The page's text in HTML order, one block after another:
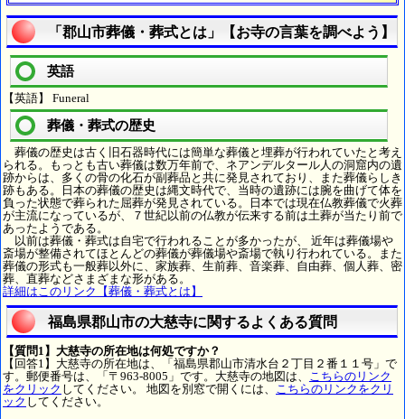
「郡山市葬儀・葬式とは」【お寺の言葉を調べよう】
英語
【英語】 Funeral
葬儀・葬式の歴史
葬儀の歴史は古く旧石器時代には簡単な葬儀と埋葬が行われていたと考え
られる。もっとも古い葬儀は数万年前で、ネアンデルタール人の洞窟内の遺
跡からは、多くの骨の化石が副葬品と共に発見されており、また葬儀らしき
跡もある。日本の葬儀の歴史は縄文時代で、当時の遺跡には腕を曲げて体を
負った状態で葬られた屈葬が発見されている。日本では現在仏教葬儀で火葬
が主流になっているが、７世紀以前の仏教が伝来する前は土葬が当たり前で
あったようである。
以前は葬儀・葬式は自宅で行われることが多かったが、 近年は葬儀場や
斎場が整備されてほとんどの葬儀が葬儀場や斎場で執り行われている。また
葬儀の形式も一般葬以外に、家族葬、生前葬、音楽葬、自由葬、個人葬、密
葬、直葬などさまざまな形がある。
詳細はこのリンク【葬儀・葬式とは】
福島県郡山市の大慈寺に関するよくある質問
【質問1】大慈寺の所在地は何処ですか？
【回答1】大慈寺の所在地は、「福島県郡山市清水台２丁目２番１１号」で
す。郵便番号は、「〒963-8005」です。大慈寺の地図は、 こちらのリンク
をクリック してください。 地図を別窓で開くには、 こちらのリンクをクリ
ック してください。